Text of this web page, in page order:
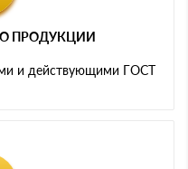
ПРОДУКЦИИ
и действующими ГОСТ